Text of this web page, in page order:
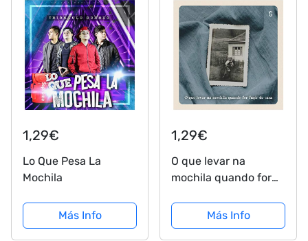
1,29€
Lo Que Pesa La
Mochila
Más Info
1,29€
O que levar na
mochila quando for
Más Info